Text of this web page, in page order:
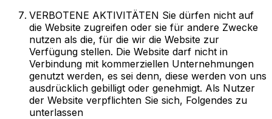
VERBOTENE AKTIVITÄTEN Sie dürfen nicht auf
die Website zugreifen oder sie für andere Zwecke
nutzen als die, für die wir die Website zur
Verfügung stellen. Die Website darf nicht in
Verbindung mit kommerziellen Unternehmungen
genutzt werden, es sei denn, diese werden von uns
ausdrücklich gebilligt oder genehmigt. Als Nutzer
der Website verpflichten Sie sich, Folgendes zu
unterlassen